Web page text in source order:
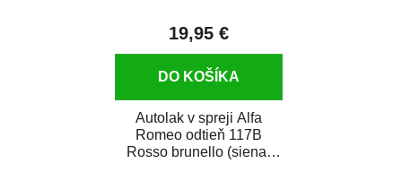
19,95 €
DO KOŠÍKA
Autolak v spreji Alfa
Romeo odtieň 117B
Rosso brunello (siena)